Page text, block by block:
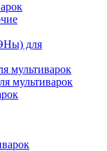
для
мультиварок
мультиварок